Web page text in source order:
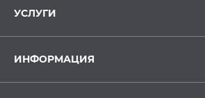
УСЛУГИ
ИНФОРМАЦИЯ